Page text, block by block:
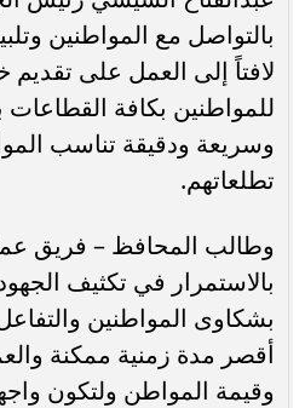
بالتواصل مع المواطنين
لافتاً إلى العمل على
للمواطنين بكافة
وسريعة ودقيقة تناسب
تطلعاتهم.
وطالب المحافظ – فريق
بالاستمرار في تكثيف الجهود
بشكاوى المواطنين
أقصر مدة زمنية ممكنة
وقيمة المواطن ولتكون